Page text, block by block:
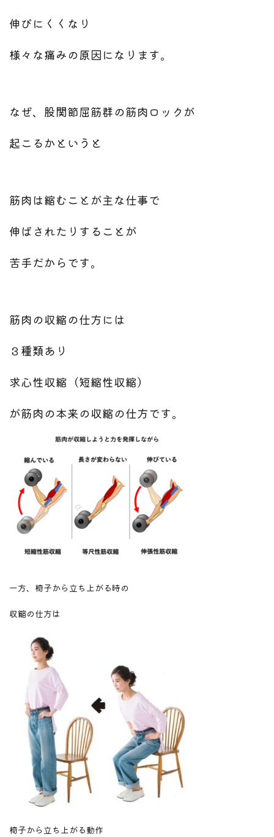
伸びにくくなり
様々な痛みの原因になります。
なぜ、股関節屈筋群の筋肉ロックが
起こるかというと
筋肉は縮むことが主な仕事で
伸ばされたりすることが
苦手だからです。
筋肉の収縮の仕方には
３種類あり
求心性収縮（短縮性収縮）
が筋肉の本来の収縮の仕方です。
一方、椅子から立ち上がる時の
収縮の仕方は
椅子から立ち上がる動作